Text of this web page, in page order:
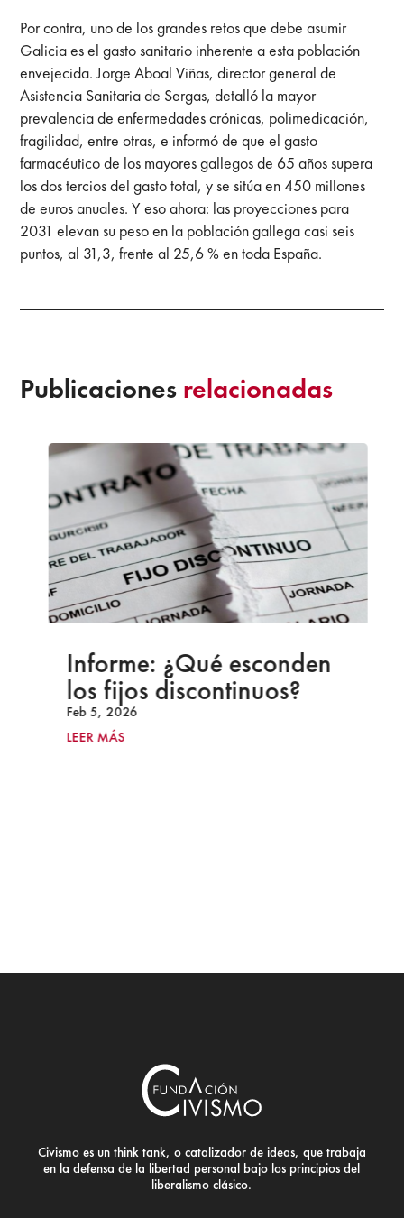
Por contra, uno de los grandes retos que debe asumir
Galicia es el gasto sanitario inherente a esta población
envejecida. Jorge Aboal Viñas, director general de
Asistencia Sanitaria de Sergas, detalló la mayor
prevalencia de enfermedades crónicas, polimedicación,
fragilidad, entre otras, e informó de que el gasto
farmacéutico de los mayores gallegos de 65 años supera
los dos tercios del gasto total, y se sitúa en 450 millones
de euros anuales. Y eso ahora: las proyecciones para
2031 elevan su peso en la población gallega casi seis
puntos, al 31,3, frente al 25,6 % en toda España.
Publicaciones relacionadas
Informe: ¿Qué esconden
los fijos discontinuos?
Feb 5, 2026
LEER MÁS
Civismo es un think tank, o catalizador de ideas, que trabaja
en la defensa de la libertad personal bajo los principios del
liberalismo clásico.